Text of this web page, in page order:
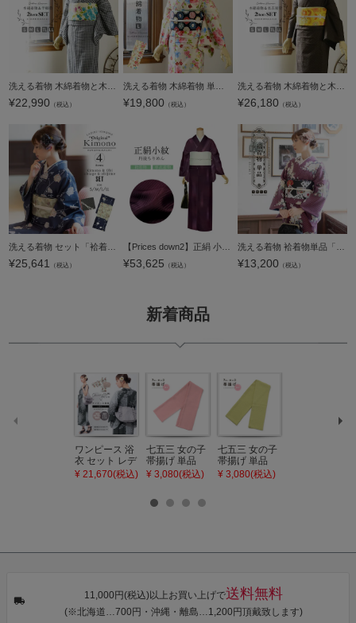
¥22,990 （税込） ¥19,800 （税込） ¥26,180 （税込）
¥25,641 （税込） ¥53,625 （税込） ¥13,200 （税込）
新着商品
ワンピース 浴
衣 セット レデ
ィース 吸水速
タン・夜の葉
カシュクール
ワンピース 簡
単着付け 大人
¥ 21,670(税込)
七五三 女の子
帯揚げ 単品
「灰桃色」日
びあげ 和装 着
【メール便不
¥ 3,080(税込)
七五三 女の子
帯揚げ 単品
「若葉色」日
【メール便不
¥ 3,080(税込)
【メール便不
11,000円(税込)以上お買い上げで送料無料
(※北海道…700円・沖縄・離島…1,200円頂戴致します)